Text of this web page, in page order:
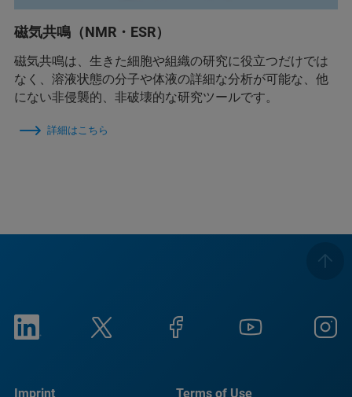
磁気共鳴（NMR・ESR）
磁気共鳴は、生きた細胞や組織の研究に役立つだけでは
なく、溶液状態の分子や体液の詳細な分析が可能な、他
にない非侵襲的、非破壊的な研究ツールです。
詳細はこちら
Imprint Terms of Use